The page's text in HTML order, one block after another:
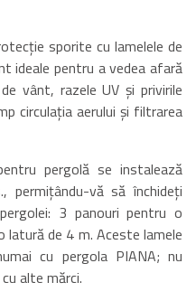
sporite cu lamelele de
ideale pentru a vedea afară
vânt, razele UV și privirile
circulația aerului și filtrarea
pergolă se instalează
permițându-vă să închideți
3 panouri pentru o
de 4 m. Aceste lamele
cu pergola PIANA; nu
alte mărci.